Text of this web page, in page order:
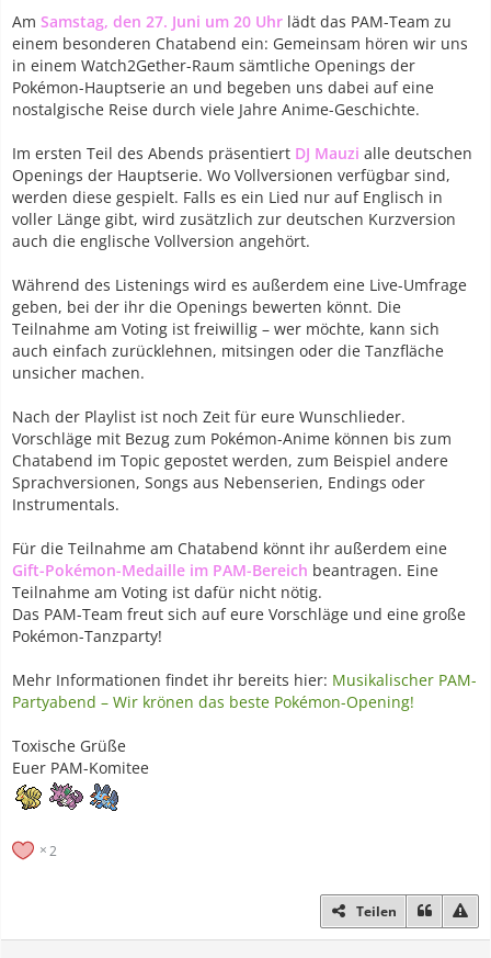
Am Samstag, den 27. Juni um 20 Uhr lädt das PAM-Team zu
einem besonderen Chatabend ein: Gemeinsam hören wir uns
in einem Watch2Gether-Raum sämtliche Openings der
Pokémon-Hauptserie an und begeben uns dabei auf eine
nostalgische Reise durch viele Jahre Anime-Geschichte.
Im ersten Teil des Abends präsentiert DJ Mauzi alle deutschen
Openings der Hauptserie. Wo Vollversionen verfügbar sind,
werden diese gespielt. Falls es ein Lied nur auf Englisch in
voller Länge gibt, wird zusätzlich zur deutschen Kurzversion
auch die englische Vollversion angehört.
Während des Listenings wird es außerdem eine Live-Umfrage
geben, bei der ihr die Openings bewerten könnt. Die
Teilnahme am Voting ist freiwillig – wer möchte, kann sich
auch einfach zurücklehnen, mitsingen oder die Tanzfläche
unsicher machen.
Nach der Playlist ist noch Zeit für eure Wunschlieder.
Vorschläge mit Bezug zum Pokémon-Anime können bis zum
Chatabend im Topic gepostet werden, zum Beispiel andere
Sprachversionen, Songs aus Nebenserien, Endings oder
Instrumentals.
Für die Teilnahme am Chatabend könnt ihr außerdem eine
Gift-Pokémon-Medaille im PAM-Bereich beantragen. Eine
Teilnahme am Voting ist dafür nicht nötig.
Das PAM-Team freut sich auf eure Vorschläge und eine große
Pokémon-Tanzparty!
Mehr Informationen findet ihr bereits hier: Musikalischer PAM-
Partyabend – Wir krönen das beste Pokémon-Opening!
Toxische Grüße
Euer PAM-Komitee
2
Teilen